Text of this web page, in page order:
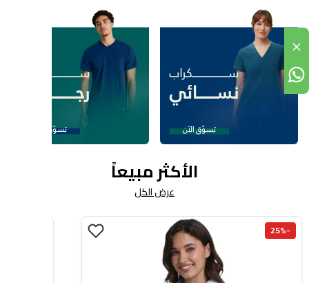
الأكثر مبيعاً
عرض الكل
-25%